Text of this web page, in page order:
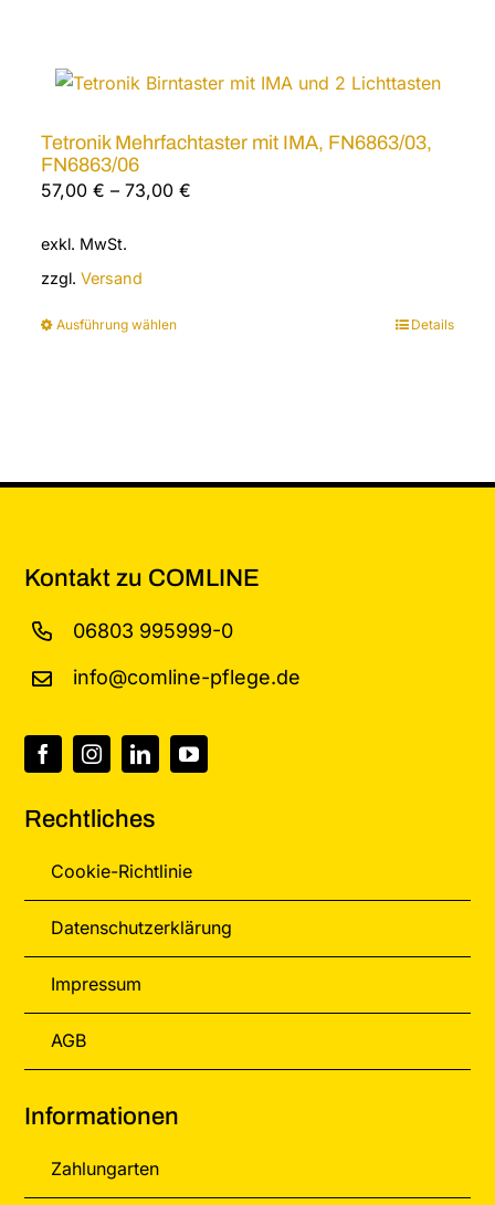
Varianten
Die
gewählt
Tetronik Mehrfachtaster mit IMA, FN6863/03,
FN6863/06
57,00€ –73,00€
exkl. MwSt.
zzgl.Versand
Ausführung wählenDieses
auf.
können
der
gewählt
Details
Kontakt zu COMLINE
06803 995999-0
info@comline-pflege.de
Rechtliches
Cookie-Richtlinie
Datenschutzerklärung
Impressum
AGB
Informationen
Zahlungarten